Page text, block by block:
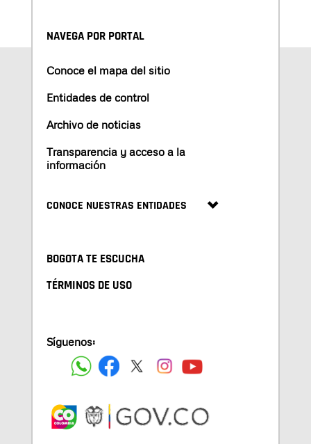
NAVEGA POR PORTAL
Conoce el mapa del sitio
Entidades de control
Archivo de noticias
Transparencia y acceso a la
información
CONOCE NUESTRAS ENTIDADES
BOGOTA TE ESCUCHA
TÉRMINOS DE USO
Síguenos: